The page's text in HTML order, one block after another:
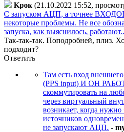
Kpoк (21.10.2022 15:52,
С запуском АЦП, а точнее
некоторые проблемы. Не все
запуска, как выяснилось,
Так-так-так. Поподробней, плиз.
подходит?
Ответить
Там есть вход
(PPS input) И ОН
скоммутировать на
через виртуальный
возникает, когда нужно
источников
не запускают АЦП. -